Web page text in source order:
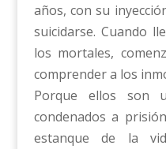
años, con su
suicidarse. Cuando
los mortales,
comprender a los
Porque ellos son
condenados a
estanque de la